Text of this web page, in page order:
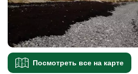
Посмотреть все на карте